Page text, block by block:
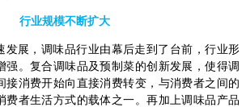
行业规模不断扩大
发展，调味品行业由幕后走到了台前，行业形
强。复合调味品及预制菜的创新发展，使得调
接消费开始向直接消费转变，与消费者之间的
费者生活方式的载体之一。再加上调味品产品